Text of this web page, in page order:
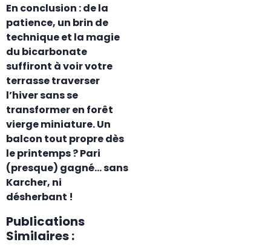
En conclusion : de la
patience, un brin de
technique et la magie
du bicarbonate
suffiront à voir votre
terrasse traverser
l’hiver sans se
transformer en forêt
vierge miniature. Un
balcon tout propre dès
le printemps ? Pari
(presque) gagné… sans
Karcher, ni
désherbant !
Publications
Similaires :